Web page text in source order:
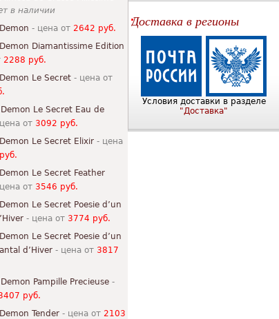
в наличии
- цена от 2642 руб.
Diamantissime Edition
2288 руб.
Le Secret - цена от
Le Secret Eau de
от 3092 руб.
Le Secret Elixir - цена
Le Secret Feather
от 3546 руб.
Le Secret Poesie d’un
- цена от 3774 руб.
Le Secret Poesie d’un
d’Hiver - цена от 3817
Pampille Precieuse -
руб.
Tender - цена от 2103
Доставка в регионы
Условия доставки в разделе
"Доставка"